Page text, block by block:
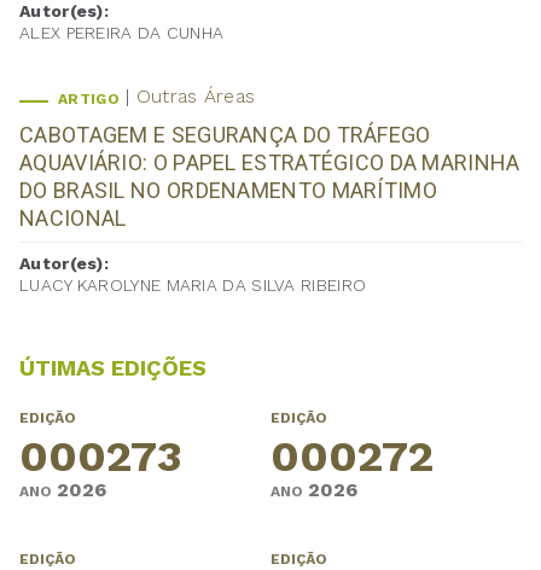
Autor(es):
ALEX PEREIRA DA CUNHA
ARTIGO Outras Áreas
CABOTAGEM E SEGURANÇA DO TRÁFEGO
AQUAVIÁRIO: O PAPEL ESTRATÉGICO DA MARINHA
DO BRASIL NO ORDENAMENTO MARÍTIMO
NACIONAL
Autor(es):
LUACY KAROLYNE MARIA DA SILVA RIBEIRO
ÚTIMAS EDIÇÕES
EDIÇÃO
000273
ANO 2026
EDIÇÃO
000272
ANO 2026
EDIÇÃO EDIÇÃO